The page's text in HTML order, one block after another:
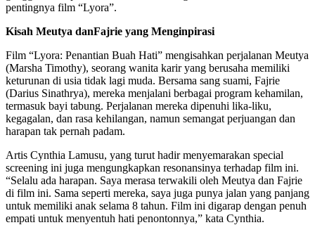
pentingnya film “Lyora”.
Kisah Meutya danFajrie yang Menginpirasi
Film “Lyora: Penantian Buah Hati” mengisahkan perjalanan Meutya
(Marsha Timothy), seorang wanita karir yang berusaha memiliki
keturunan di usia tidak lagi muda. Bersama sang suami, Fajrie
(Darius Sinathrya), mereka menjalani berbagai program kehamilan,
termasuk bayi tabung. Perjalanan mereka dipenuhi lika-liku,
kegagalan, dan rasa kehilangan, namun semangat perjuangan dan
harapan tak pernah padam.
Artis Cynthia Lamusu, yang turut hadir menyemarakan special
screening ini juga mengungkapkan resonansinya terhadap film ini.
“Selalu ada harapan. Saya merasa terwakili oleh Meutya dan Fajrie
di film ini. Sama seperti mereka, saya juga punya jalan yang panjang
untuk memiliki anak selama 8 tahun. Film ini digarap dengan penuh
empati untuk menyentuh hati penontonnya,” kata Cynthia.